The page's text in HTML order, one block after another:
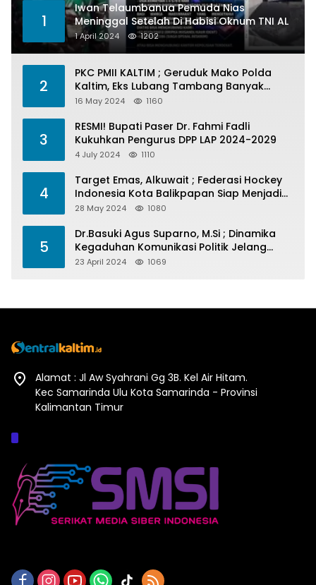
1
Iwan Telaumbanua Pemuda Nias
Meninggal Setelah Di Habisi Oknum TNI AL
1 April 2024 1202
2
PKC PMII KALTIM ; Geruduk Mako Polda
Kaltim, Eks Lubang Tambang Banyak
Menelan Korban
16 May 2024 1160
3
RESMI! Bupati Paser Dr. Fahmi Fadli
Kukuhkan Pengurus DPP LAP 2024-2029
4 July 2024 1110
4
Target Emas, Alkuwait ; Federasi Hockey
Indonesia Kota Balikpapan Siap Menjadi
Barometer Prestasi Di Kaltim
28 May 2024 1080
5
Dr.Basuki Agus Suparno, M.Si ; Dinamika
Kegaduhan Komunikasi Politik Jelang
Pesta Politik 2024
23 April 2024 1069
Alamat : Jl Aw Syahrani Gg 3B. Kel Air Hitam.
Kec Samarinda Ulu Kota Samarinda - Provinsi
Kalimantan Timur